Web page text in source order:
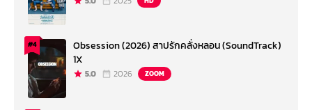
#4
Obsession (2026) สาปรักคลั่งหลอน (SoundTrack)
1X
5.0 2026 ZOOM